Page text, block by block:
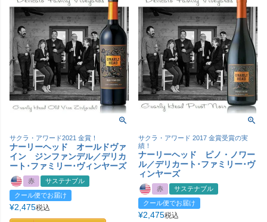
サクラ・アワード2021 金賞！
ナーリーヘッド オールドヴァ
イン ジンファンデル／デリカ
ート･ファミリー･ヴィンヤーズ
赤
サステナブル
クール便でお届け
¥2,475税込
サクラ・アワード 2017 金賞受賞の実
績！
ナーリーヘッド ピノ・ノワー
ル／デリカート･ファミリー･ヴ
ィンヤーズ
赤
サステナブル
クール便でお届け
¥2,475税込